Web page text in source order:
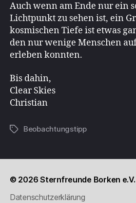
Auch wenn am Ende nur ein
Lichtpunkt zu sehen ist, ein
kosmischen Tiefe ist etwas
den nur wenige Menschen
erleben konnten.
Bis dahin,
Clear Skies
Christian
Schlagwörter
Beobachtungstipp
© 2026Sternfreunde Borken e.V.
Datenschutzerklärung